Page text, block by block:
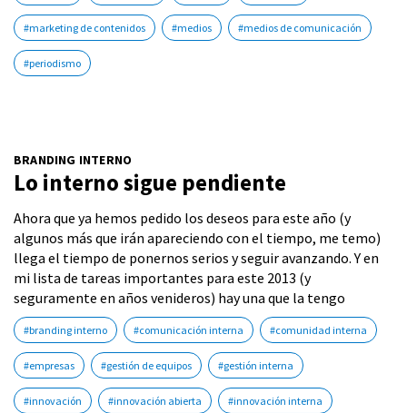
#marketing de contenidos #medios #medios de comunicación
#periodismo
BRANDING INTERNO
Lo interno sigue pendiente
Ahora que ya hemos pedido los deseos para este año (y
algunos más que irán apareciendo con el tiempo, me temo)
llega el tiempo de ponernos serios y seguir avanzando. Y en
mi lista de tareas importantes para este 2013 (y
seguramente en años venideros) hay una que la tengo
#branding interno #comunicación interna #comunidad interna
#empresas #gestión de equipos #gestión interna
#innovación #innovación abierta #innovación interna